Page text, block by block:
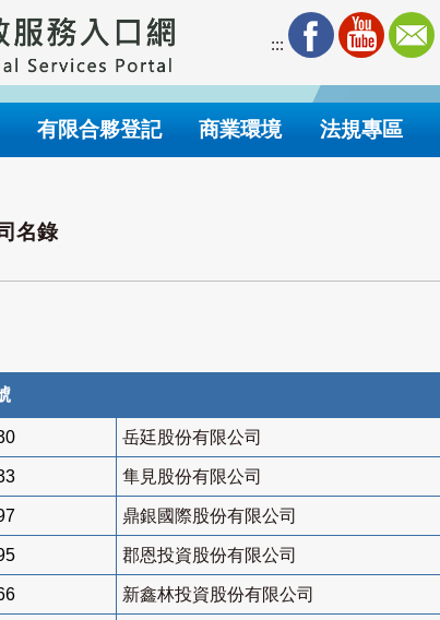
:::
有限合夥登記 商業環境 法規專區
名錄
岳廷股份有限公司
隼見股份有限公司
鼎銀國際股份有限公司
郡恩投資股份有限公司
新鑫林投資股份有限公司